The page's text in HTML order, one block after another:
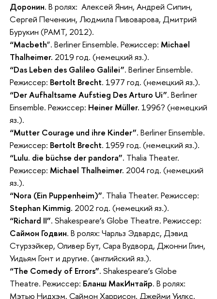
Доронин. В ролях: Алексей Янин, Андрей Сипин,
Сергей Печенкин, Людмила Пивоварова, Дмитрий
Бурукин (РАМТ, 2012).
“Macbeth”. Berliner Einsemble. Режиссер: Michael
Thalheimer. 2019 год. (немецкий яз.).
“Das Leben des Galileo Galilei”. Berliner Einsemble.
Режиссер: Bertolt Brecht. 1977 год. (немецкий яз.).
“Der Aufhaltsame Aufstieg Des Arturo Ui”. Berliner
Einsemble. Режиссер: Heiner Müller. 1996? (немецкий
яз.).
“Mutter Courage und ihre Kinder”. Berliner Einsemble.
Режиссер: Bertolt Brecht. 1959 год. (немецкий яз.).
“Lulu. die büchse der pandora”. Thalia Theater.
Режиссер: Michael Thalheimer. 2004 год. (немецкий
яз.).
“Nora (Ein Puppenheim)”. Thalia Theater. Режиссер:
Stephan Kimmig. 2002 год. (немецкий яз.).
“Richard II”. Shakespeare’s Globe Theatre. Режиссер:
Саймон Годвин. В ролях: Чарльз Эдвардс, Дэвид
Стурзэйкер, Оливер Бут, Сара Вудворд, Джонни Глин,
Уидьям Гонт и другие. (английский яз.).
“The Comedy of Errors”. Shakespeare’s Globe
Theatre. Режиссер: Бланш МакИнтайр. В ролях:
Мэтью Нидхэм, Саймон Харрисон, Джейми Уилкс,